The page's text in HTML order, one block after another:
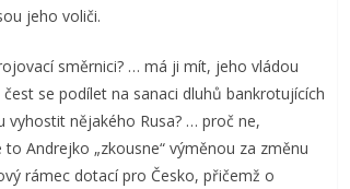
jeho voliči.
směrnici? … má ji mít, jeho vládou
se podílet na sanaci dluhů bankrotujících
vyhostit nějakého Rusa? … proč ne,
Andrejko „zkousne“ výměnou za změnu
rámec dotací pro Česko, přičemž o